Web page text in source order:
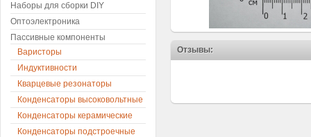
Отзывы:
Наборы для сборки DIY
Оптоэлектроника
Пассивные компоненты
Варисторы
Индуктивности
Кварцевые резонаторы
Конденсаторы высоковольтные
Конденсаторы керамические
Конденсаторы подстроечные